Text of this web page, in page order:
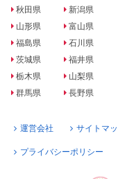
秋田県
山形県
福島県
茨城県
栃木県
群馬県
新潟県
富山県
石川県
福井県
山梨県
長野県
運営会社 サイトマ
プライバシーポリシー